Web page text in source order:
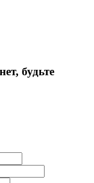
будьте